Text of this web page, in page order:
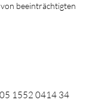
beeinträchtigten
1552 0414 34